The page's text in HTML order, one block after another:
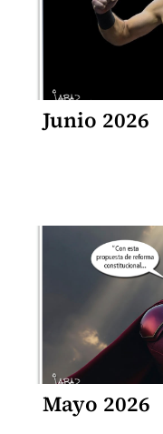
Junio 2026
Mayo 2026